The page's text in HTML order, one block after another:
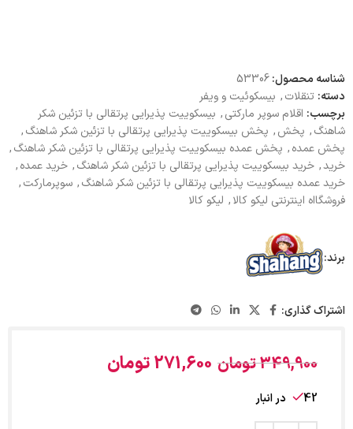
شناسه محصول:53306
دسته: تنقلات, بیسکوئیت و ویفر
برچسب: اقلام سوپر مارکتی, بیسکوییت پذیرایی پرتقالی با تزئین شکر
شاهنگ, پخش, پخش بیسکوییت پذیرایی پرتقالی با تزئین شکر شاهنگ,
پخش عمده, پخش عمده بیسکوییت پذیرایی پرتقالی با تزئین شکر شاهنگ,
خرید, خرید بیسکوییت پذیرایی پرتقالی با تزئین شکر شاهنگ, خرید عمده,
خرید عمده بیسکوییت پذیرایی پرتقالی با تزئین شکر شاهنگ, سوپرمارکت,
فروشگااه اینترنتی لیکو کالا, لیکو کالا
برند:
اشتراک گذاری:
349,900تومان 271,600تومان
42 در انبار